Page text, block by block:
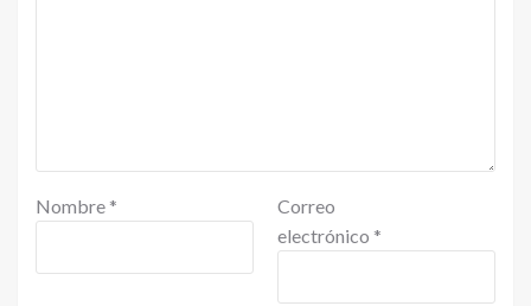
Nombre *
Correo
electrónico *